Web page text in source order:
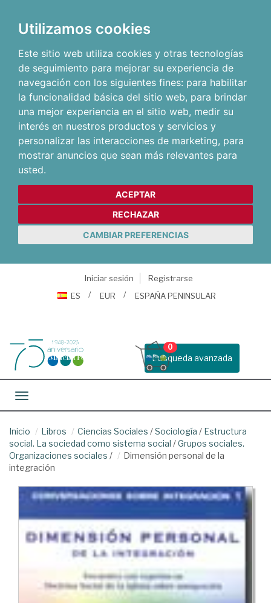
Utilizamos cookies
Este sitio web utiliza cookies y otras tecnologías
de seguimiento para mejorar su experiencia de
navegación con los siguientes fines: para habilitar
la funcionalidad básica del sitio web, para brindar
una mejor experiencia en el sitio web, medir su
interés en nuestros productos y servicios y
personalizar las interacciones de marketing, para
mostrar anuncios que sean más relevantes para
usted.
ACEPTAR
RECHAZAR
CAMBIAR PREFERENCIAS
Iniciar sesión
Registrarse
ES
EUR ESPAÑA PENINSULAR
Busqueda avanzada
0
Toggle navigation
Inicio Libros Ciencias Sociales /Sociología / Estructura
social. La sociedad como sistema social /Grupos sociales.
Organizaciones sociales /
Dimensión personal de la
integración